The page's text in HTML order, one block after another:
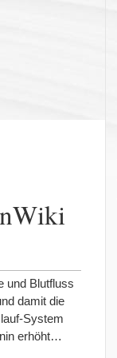
und Blutfluss
damit die
System
erhöht…